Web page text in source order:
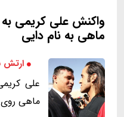
واکنش علی کریمی
ماهی به نام دایی
ارتش
علی
ماهی روی